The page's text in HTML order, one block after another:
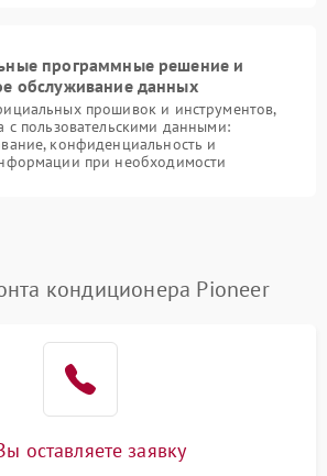
программные решение и
обслуживание данных
прошивок и инструментов,
с пользовательскими данными:
конфиденциальность и
при необходимости
кондиционера Pioneer
оставляете заявку